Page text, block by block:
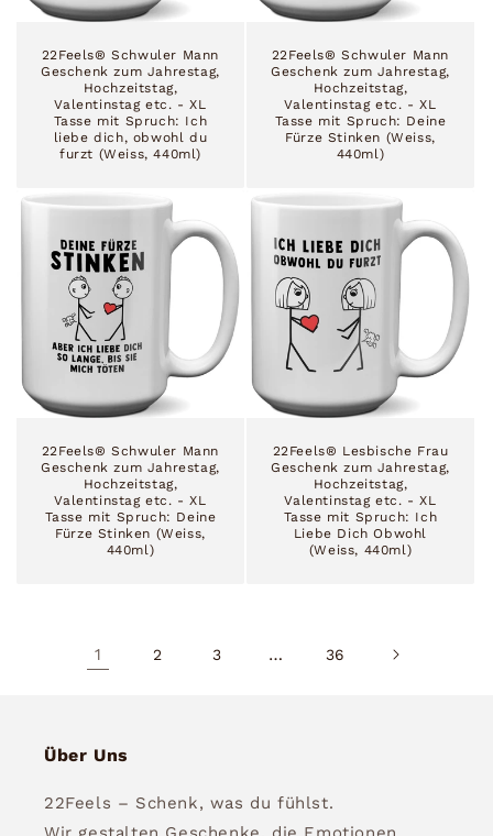
22Feels® Schwuler Mann
Geschenk zum Jahrestag,
Hochzeitstag,
Valentinstag etc. - XL
Tasse mit Spruch: Ich
liebe dich, obwohl du
furzt (Weiss, 440ml)
22Feels® Schwuler Mann
Geschenk zum Jahrestag,
Hochzeitstag,
Valentinstag etc. - XL
Tasse mit Spruch: Deine
Fürze Stinken (Weiss,
440ml)
22Feels® Schwuler Mann
Geschenk zum Jahrestag,
Hochzeitstag,
Valentinstag etc. - XL
Tasse mit Spruch: Deine
Fürze Stinken (Weiss,
440ml)
22Feels® Lesbische Frau
Geschenk zum Jahrestag,
Hochzeitstag,
Valentinstag etc. - XL
Tasse mit Spruch: Ich
Liebe Dich Obwohl
(Weiss, 440ml)
1 2 3 … 36
Über Uns
22Feels – Schenk, was du fühlst.